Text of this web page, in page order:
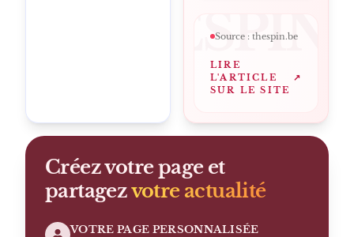
THESPIN
Source : thespin.be
LIRE
L'ARTICLE
SUR LE SITE
↗
Créez votre page et
partagezvotre actualité
VOTRE PAGE PERSONNALISÉE